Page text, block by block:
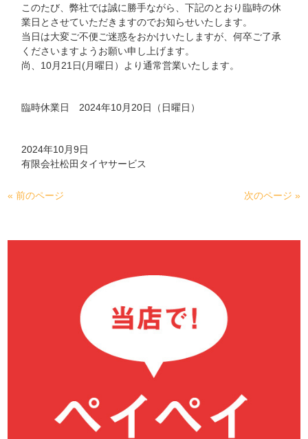
このたび、弊社では誠に勝手ながら、下記のとおり臨時の休
業日とさせていただきますのでお知らせいたします。
当日は大変ご不便ご迷惑をおかけいたしますが、何卒ご了承
くださいますようお願い申し上げます。
尚、10月21日(月曜日）より通常営業いたします。
臨時休業日 2024年10月20日（日曜日）
2024年10月9日
有限会社松田タイヤサービス
« 前のページ 次のページ »